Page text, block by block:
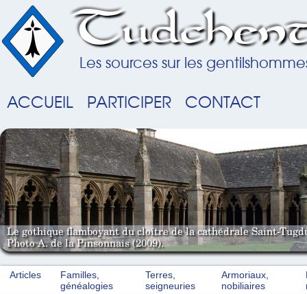
Les sources sur les
ACCUEIL PARTICIPER CONTACT
Le gothique flamboyant du cloître de la cathédrale Saint-
Photo A. de la Pinsonnais (2009).
Articles
Familles,
généalogies
Terres,
seigneuries
Armoriaux,
nobiliaires